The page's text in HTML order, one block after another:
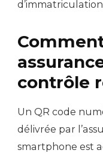
contrôle
Un QR code
délivrée par
smartphone est